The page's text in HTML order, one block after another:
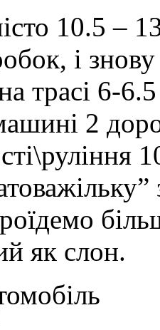
10.5 –
і
трасі 6-
2
як слон.